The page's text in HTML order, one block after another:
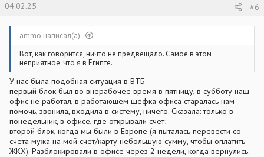
04.02.25 #6
ammo написал(а):
Вот, как говорится, ничто не предвещало. Самое в этом
неприятное, что я в Египте.
У нас была подобная ситуация в ВТБ
первый блок был во внерабочее время в пятницу, в субботу наш
офис не работал, в работающем шефка офиса старалась нам
помочь, звонила, входила в систему, ничего. Сказала: только в
понедельник, в офисе, где открывали счет;
второй блок, когда мы были в Европе (я пыталась перевести со
счета мужа на мой счет/карту небольшую сумму, чтобы оплатить
ЖКХ). Разблокировали в офисе через 2 недели, когда вернулись.